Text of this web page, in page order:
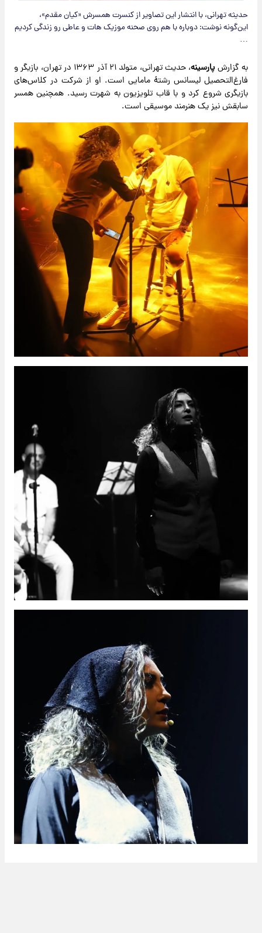
حدیثه تهرانی، با انتشار این تصاویر از کنسرت همسرش «کیان مقدم»،
این‌گونه نوشت: دوباره با هم روی صحنه موزیک هات و عاطی رو زندگی کردیم
…
به گزارشپارسینه
، حدیث تهرانی، متولد ۲۱ آذر ۱۳۶۳ در تهران، بازیگر و
فارغ‌التحصیل لیسانس رشتۀ مامایی است. او از شرکت در کلاس‌های
بازیگری شروع کرد و با قاب تلویزیون به شهرت رسید. همچنین همسر
سابقش نیز یک هنرمند موسیقی است.